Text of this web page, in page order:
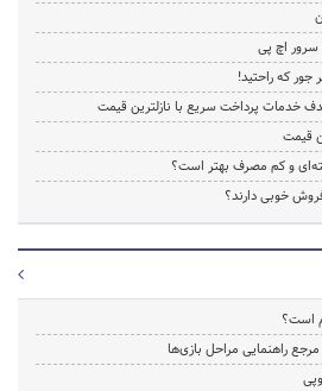
جور که راحتید!
خدمات پرداخت سریع با نازلترین قیمت
قیمت
و کم مصرف بهتر است؟
خوبی دارند؟
است؟
راهنمایی مراحل بازی‌ها